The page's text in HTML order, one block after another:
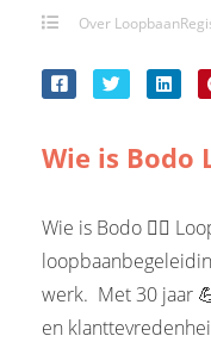
Over
Wie is Bodo
Wie is Bodo 🙋‍♂️
werk. Met 30 jaar
en